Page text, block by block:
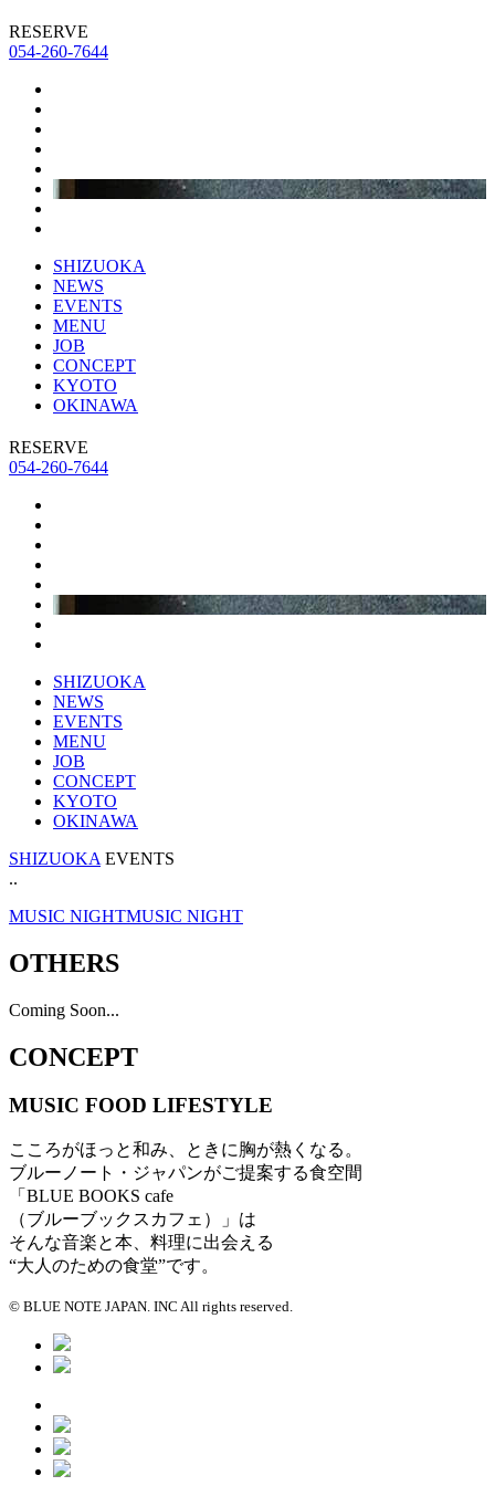
RESERVE
054-260-7644
SHIZUOKA
NEWS
EVENTS
MENU
JOB
CONCEPT
KYOTO
OKINAWA
RESERVE
054-260-7644
SHIZUOKA
NEWS
EVENTS
MENU
JOB
CONCEPT
KYOTO
OKINAWA
SHIZUOKA EVENTS
..
MUSIC NIGHTMUSIC NIGHT
OTHERS
Coming Soon...
CONCEPT
MUSIC FOOD LIFESTYLE
こころがほっと和み、ときに胸が熱くなる。
ブルーノート・ジャパンがご提案する食空間
「BLUE BOOKS cafe
（ブルーブックスカフェ）」は
そんな音楽と本、料理に出会える
“大人のための食堂”です。
© BLUE NOTE JAPAN. INC All rights reserved.